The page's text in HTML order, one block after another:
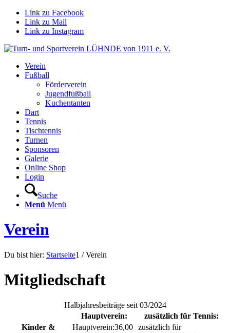
Link zu Facebook
Link zu Mail
Link zu Instagram
Verein
Fußball
Förderverein
Jugendfußball
Kuchentanten
Dart
Tennis
Tischtennis
Turnen
Sponsoren
Galerie
Online Shop
Login
Suche
Menü Menü
Verein
Du bist hier: Startseite1 / Verein
Mitgliedschaft
Halbjahresbeiträge seit 03/2024
Hauptverein:
zusätzlich für Tennis:
Kinder &
36,00